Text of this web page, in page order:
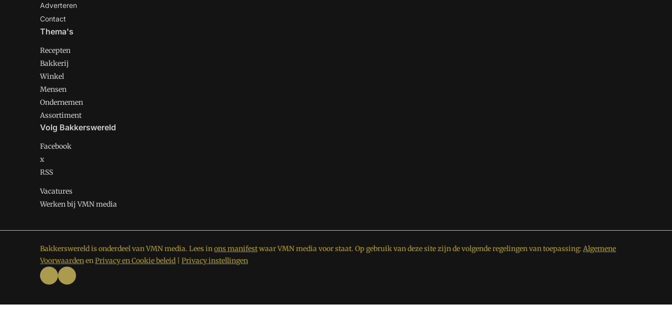
Adverteren
Contact
Thema's
Recepten
Bakkerij
Winkel
Mensen
Ondernemen
Assortiment
Volg Bakkerswereld
Facebook
x
RSS
Vacatures
Werken bij VMN media
Bakkerswereld is onderdeel van VMN media. Lees inons manifestwaar VMN media voor staat. Op gebruik van deze site zijn de volgende regelingen van toepassing: Algemene
VoorwaardenenPrivacy en Cookie beleid Privacy instellingen